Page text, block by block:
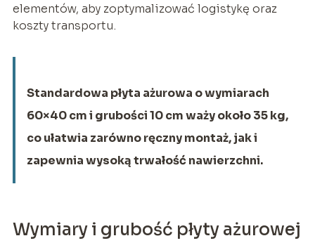
elementów, aby zoptymalizować logistykę oraz
koszty transportu.
Standardowa płyta ażurowa o wymiarach
60×40 cm i grubości 10 cm waży około 35 kg,
co ułatwia zarówno ręczny montaż, jak i
zapewnia wysoką trwałość nawierzchni.
Wymiary i grubość płyty ażurowej